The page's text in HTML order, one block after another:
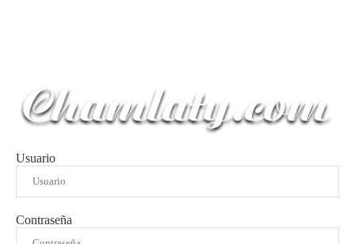
Usuario
Contraseña